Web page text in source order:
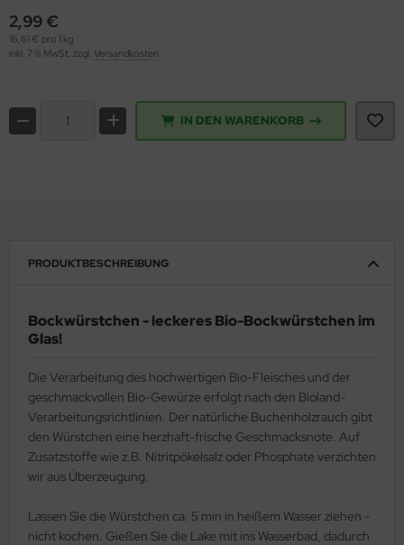
2,99 €
16,61 € pro 1 kg
inkl. 7 % MwSt. zzgl. Versandkosten
IN DEN WARENKORB
PRODUKTBESCHREIBUNG
Bockwürstchen - leckeres Bio-Bockwürstchen im
Glas!
Die Verarbeitung des hochwertigen Bio-Fleisches und der
geschmackvollen Bio-Gewürze erfolgt nach den Bioland-
Verarbeitungsrichtlinien. Der natürliche Buchenholzrauch gibt
den Würstchen eine herzhaft-frische Geschmacksnote. Auf
Zusatzstoffe wie z.B. Nitritpökelsalz oder Phosphate verzichten
wir aus Überzeugung.
Lassen Sie die Würstchen ca. 5 min in heißem Wasser ziehen -
nicht kochen. Gießen Sie die Lake mit ins Wasserbad, dadurch